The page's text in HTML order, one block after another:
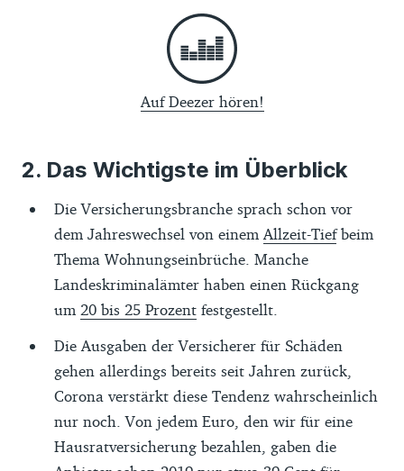
Auf Deezer hören!
Das Wichtigste im Überblick
Die Versicherungsbranche sprach schon vor
dem Jahreswechsel von einem Allzeit-Tiefbeim
Thema Wohnungseinbrüche. Manche
Landeskriminalämter haben einen Rückgang
um 20 bis 25 Prozent festgestellt.
Die Ausgaben der Versicherer für Schäden
gehen allerdings bereits seit Jahren zurück,
Corona verstärkt diese Tendenz wahrscheinlich
nur noch. Von jedem Euro, den wir für eine
Hausratversicherung bezahlen, gaben die